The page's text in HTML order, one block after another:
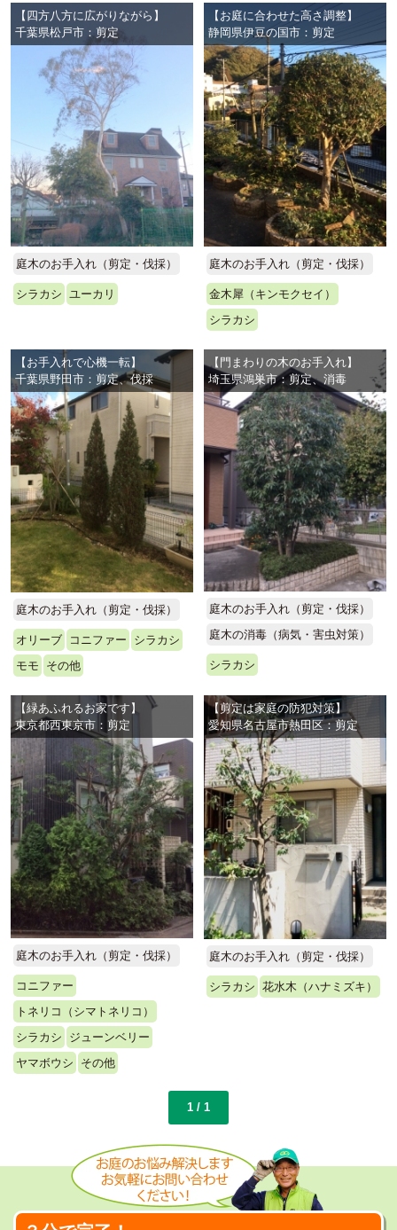
【四方八方に広がりながら】
千葉県松戸市：剪定
庭木のお手入れ（剪定・伐採）
シラカシ ユーカリ
【お庭に合わせた高さ調整】
静岡県伊豆の国市：剪定
庭木のお手入れ（剪定・伐採）
金木犀（キンモクセイ）
シラカシ
【お手入れで心機一転】
千葉県野田市：剪定、伐採
庭木のお手入れ（剪定・伐採）
オリーブ コニファー
シラカシ
モモ
その他
【門まわりの木のお手入れ】
埼玉県鴻巣市：剪定、消毒
庭木のお手入れ（剪定・伐採）
庭木の消毒（病気・害虫対策）
シラカシ
【緑あふれるお家です】
東京都西東京市：剪定
庭木のお手入れ（剪定・伐採）
コニファー
トネリコ（シマトネリコ）
シラカシ
ジューンベリー
ヤマボウシ
その他
【剪定は家庭の防犯対策】
愛知県名古屋市熱田区：剪定
庭木のお手入れ（剪定・伐採）
シラカシ 花水木（ハナミズキ）
1 / 1